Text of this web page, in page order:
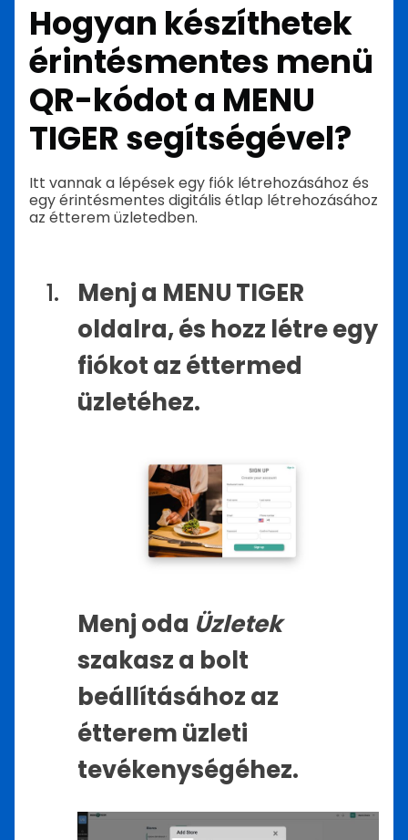
Hogyan készíthetek
érintésmentes menü
QR-kódot a MENU
TIGER segítségével?
Itt vannak a lépések egy fiók létrehozásához és
egy érintésmentes digitális étlap létrehozásához
az étterem üzletedben.
Menj a MENU TIGER
oldalra, és hozz létre egy
fiókot az éttermed
üzletéhez.
Menj oda Üzletek
szakasz a bolt
beállításához az
étterem üzleti
tevékenységéhez.